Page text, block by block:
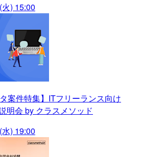
) 15:00
案件特集】ITフリーランス向け
明会 by クラスメソッド
) 19:00